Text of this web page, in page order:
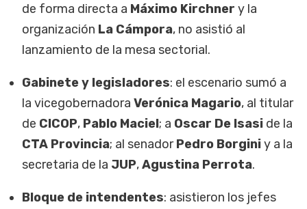
de forma directa a Máximo Kirchner y la
organización La Cámpora, no asistió al
lanzamiento de la mesa sectorial.
Gabinete y legisladores: el escenario sumó a
la vicegobernadoraVerónica Magario, al titular
de CICOP, Pablo Maciel; a Oscar De Isasi de la
CTA Provincia; al senadorPedro Borginiy a la
secretaria de la JUP,Agustina Perrota.
Bloque de intendentes: asistieron los jefes